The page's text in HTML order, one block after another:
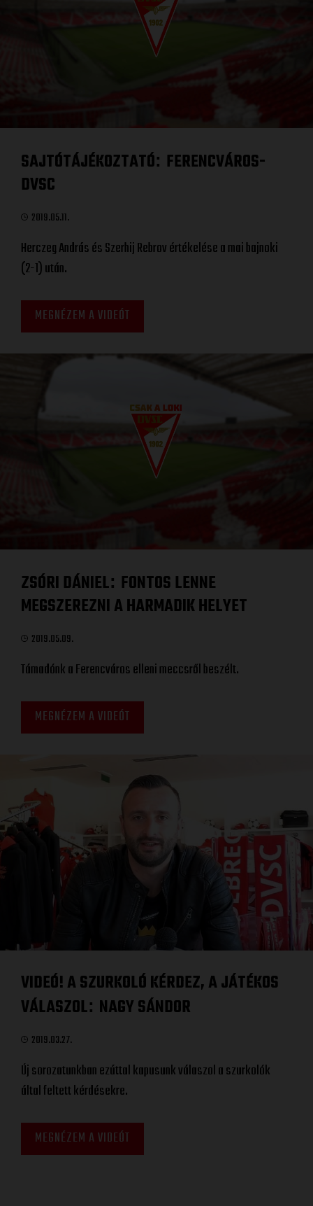
SAJTÓTÁJÉKOZTATÓ: FERENCVÁROS-
DVSC
2019.05.11.
Herczeg András és Szerhij Rebrov értékelése a mai bajnoki
(2-1) után.
MEGNÉZEM A VIDEÓT
ZSÓRI DÁNIEL: FONTOS LENNE
MEGSZEREZNI A HARMADIK HELYET
2019.05.09.
Támadónk a Ferencváros elleni meccsről beszélt.
MEGNÉZEM A VIDEÓT
VIDEÓ! A SZURKOLÓ KÉRDEZ, A JÁTÉKOS
VÁLASZOL: NAGY SÁNDOR
2019.03.27.
Új sorozatunkban ezúttal kapusunk válaszol a szurkolók
által feltett kérdésekre.
MEGNÉZEM A VIDEÓT